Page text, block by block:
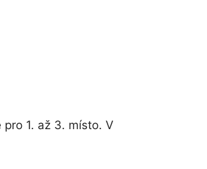
1. až 3. místo. V